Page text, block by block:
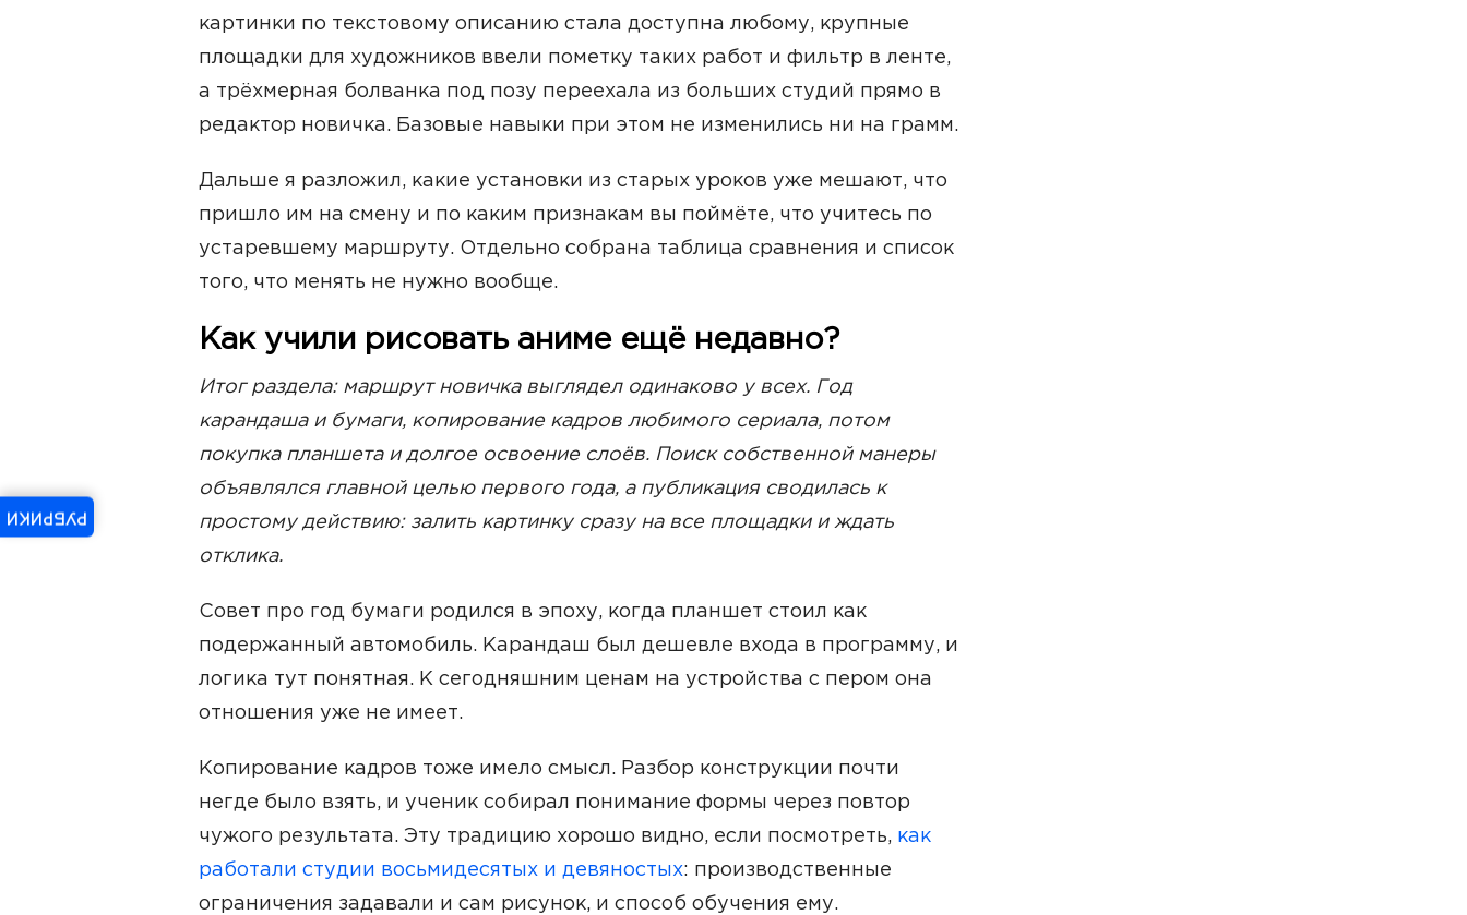
картинки по текстовому описанию стала доступна любому, крупные
площадки для художников ввели пометку таких работ и фильтр в ленте,
а трёхмерная болванка под позу переехала из больших студий прямо в
редактор новичка. Базовые навыки при этом не изменились ни на грамм.
Дальше я разложил, какие установки из старых уроков уже мешают, что
пришло им на смену и по каким признакам вы поймёте, что учитесь по
устаревшему маршруту. Отдельно собрана таблица сравнения и список
того, что менять не нужно вообще.
Как учили рисовать аниме ещё недавно?
Итог раздела: маршрут новичка выглядел одинаково у всех. Год
карандаша и бумаги, копирование кадров любимого сериала, потом
покупка планшета и долгое освоение слоёв. Поиск собственной манеры
объявлялся главной целью первого года, а публикация сводилась к
простому действию: залить картинку сразу на все площадки и ждать
отклика.
Совет про год бумаги родился в эпоху, когда планшет стоил как
подержанный автомобиль. Карандаш был дешевле входа в программу, и
логика тут понятная. К сегодняшним ценам на устройства с пером она
отношения уже не имеет.
Копирование кадров тоже имело смысл. Разбор конструкции почти
негде было взять, и ученик собирал понимание формы через повтор
чужого результата. Эту традицию хорошо видно, если посмотреть, как
работали студии восьмидесятых и девяностых: производственные
ограничения задавали и сам рисунок, и способ обучения ему.
РУБРИКИ